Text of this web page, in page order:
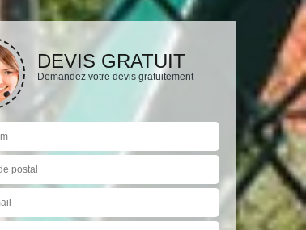
DEVIS GRATUIT
Demandez votre devis gratuitement